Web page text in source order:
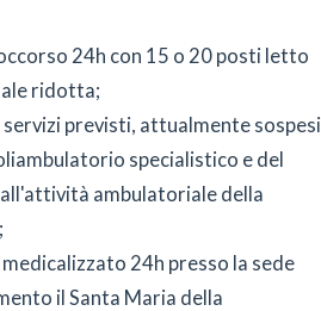
24h con 15 o 20 posti letto
ridotta;
previsti, attualmente sospesi
specialistico e del
ambulatoriale della
24h presso la sede
il Santa Maria della